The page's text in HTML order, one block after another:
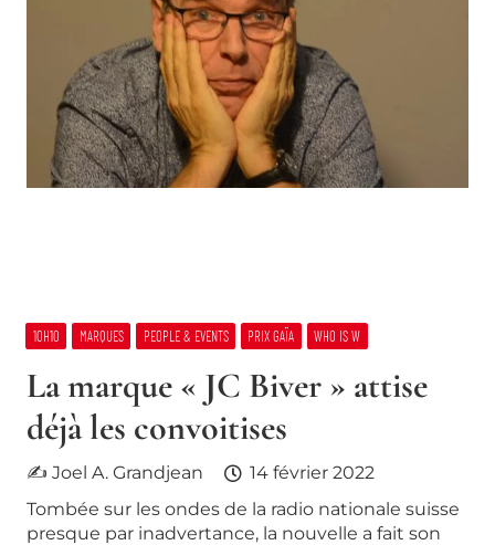
10H10 MARQUES PEOPLE & EVENTS PRIX GAÏA WHO IS W
La marque « JC Biver » attise
déjà les convoitises
✍ Joel A. Grandjean
14 février 2022
Tombée sur les ondes de la radio nationale suisse
presque par inadvertance, la nouvelle a fait son